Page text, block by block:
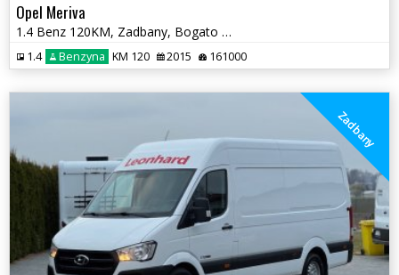
Opel Meriva
1.4 Benz 120KM, Zadbany, Bogato Wyposażony
1.4 Benzyna KM 120 2015 161000
Zadbany